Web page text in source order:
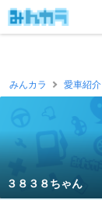
みんカラ 愛車紹介
３８３８ちゃん